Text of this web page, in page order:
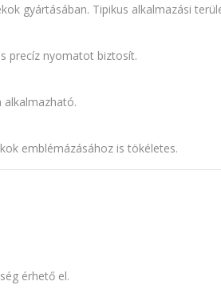
gyártásában. Tipikus alkalmazási
precíz nyomatot biztosít.
alkalmazható.
emblémázásához is tökéletes.
érhető el.